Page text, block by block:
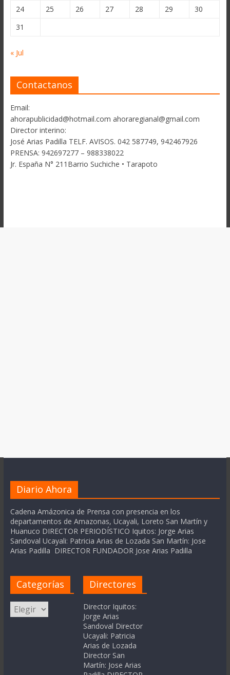
24
25 26 27 28 29
30
31
« Jul
Contactanos
Email:
ahorapublicidad@hotmail.com ahoraregianal@gmail.com
Director interino:
José Arias Padilla TELF. AVISOS. 042 587749, 942467926
PRENSA: 942697277 – 988338022
Jr. España N° 211Barrio Suchiche • Tarapoto
Diario Ahora
Cadena Amázonica de Prensa con presencia en los
departamentos de Amazonas, Ucayali, Loreto San Martín y
Huanuco DIRECTOR PERIODÍSTICO Iquitos: Jorge Arias
Sandoval Ucayali: Patricia Arias de Lozada San Martín: Jose
Arias Padilla DIRECTOR FUNDADOR Jose Arias Padilla
Categorías
Categorías
Directores
Director Iquitos:
Jorge Arias
Sandoval Director
Ucayali: Patricia
Arias de Lozada
Director San
Martín: Jose Arias